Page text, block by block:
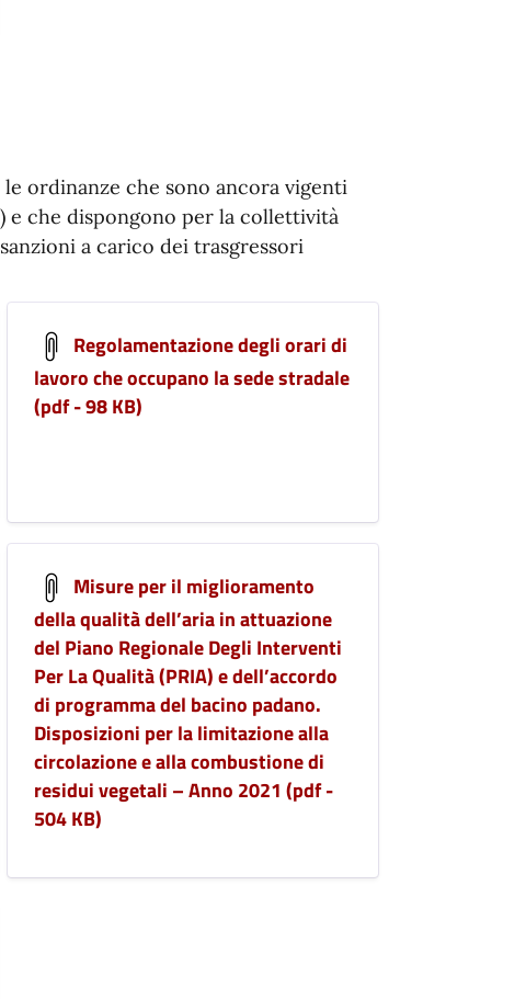
ordinanze che sono ancora vigenti
e che dispongono per la collettività
a carico dei trasgressori
Regolamentazione degli orari di
lavoro che occupano la sede stradale
(pdf - 98 KB)
Misure per il miglioramento
della qualità dell’aria in attuazione
del Piano Regionale Degli Interventi
Per La Qualità (PRIA) e dell’accordo
di programma del bacino padano.
Disposizioni per la limitazione alla
circolazione e alla combustione di
residui vegetali – Anno 2021 (pdf -
504 KB)